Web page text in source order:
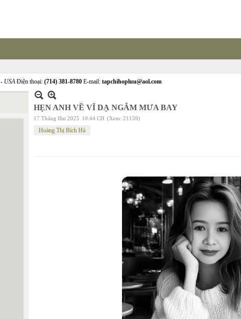
- USAĐiện thoại: (714) 381-8780 E-mail: tapchihopluu@aol.com
HẸN ANH VỀ VĨ DẠ NGẮM MƯA BAY
17 Tháng Hai 2025 10:44 CH (Xem: 21159)
Hoàng Thị Bích Hà